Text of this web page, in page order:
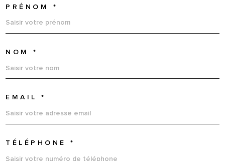
PRÉNOM *
NOM *
EMAIL *
TÉLÉPHONE *